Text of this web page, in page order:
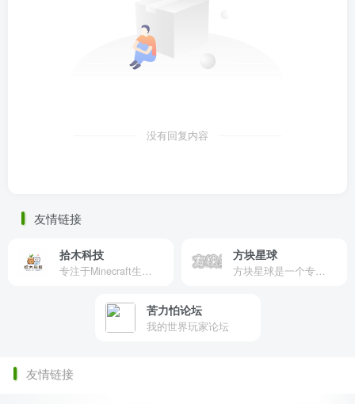
没有回复内容
友情链接
拾木科技
专注于Minecraft生态建设
方块星球
方块星球是一个专注于我的世界的中文论坛，提供丰富的资源分享、玩家交流和创意展示，包括地图、皮肤、数据包等内容，打造Minecraft玩家的专属社区乐园！
苦力怕论坛
我的世界玩家论坛
友情链接